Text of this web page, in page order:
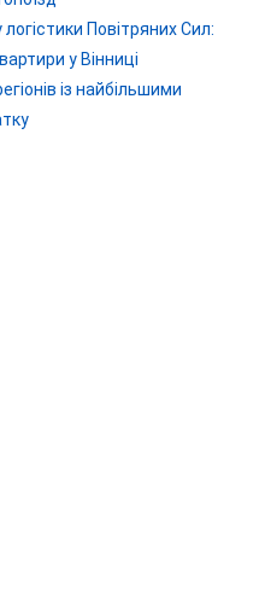
Повітряних Сил:
у Вінниці
із найбільшими